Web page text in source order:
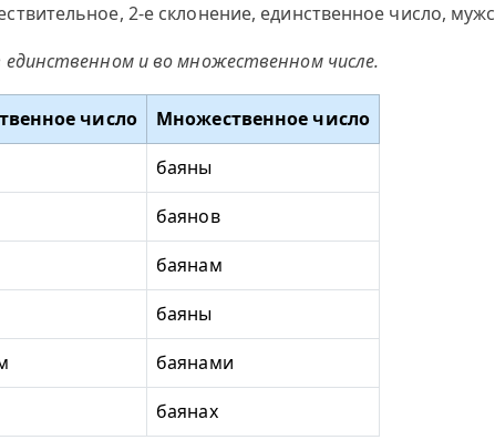
2-е склонение, единственное число,
и во множественном числе.
число
Множественное число
баяны
баянов
баянам
баяны
баянами
баянах